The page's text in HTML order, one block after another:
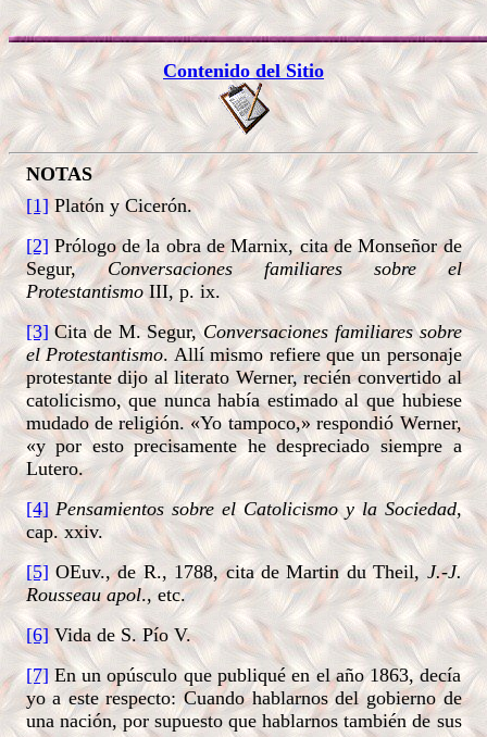
Contenido del Sitio
NOTAS
[1] Platón y Cicerón.
[2]Prólogo de la obra de Marnix, cita de Monseñor de
Segur, Conversaciones familiares sobre el
ProtestantismoIII, p. ix.
[3] Cita de M. Segur,Conversaciones familiares sobre
el Protestantismo. Allí mismo refiere que un personaje
protestante dijo al literato Werner, recién convertido al
catolicismo, que nunca había estimado al que hubiese
mudado de religión. «Yo tampoco,» respondió Werner,
«y por esto precisamente he despreciado siempre a
Lutero.
[4] Pensamientos sobre el Catolicismo y la Sociedad,
cap. xxiv.
[5]OEuv., de R., 1788, cita de Martin du Theil,J.-J.
Rousseau apol., etc.
[6]Vida de S. Pío V.
[7] En un opúsculo que publiqué en el año 1863, decía
yo a este respecto: Cuando hablarnos del gobierno de
una nación, por supuesto que hablarnos también de sus